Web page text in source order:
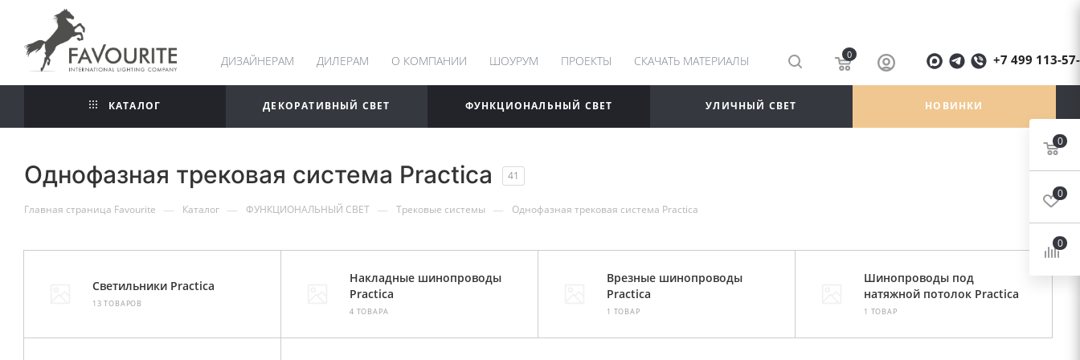
ДИЗАЙНЕРАМ ДИЛЕРАМ О КОМПАНИИ ШОУРУМ ПРОЕКТЫ СКАЧАТЬ МАТЕРИАЛЫ 0 +7 499 113-
КАТАЛОГ ДЕКОРАТИВНЫЙ СВЕТ ФУНКЦИОНАЛЬНЫЙ СВЕТ УЛИЧНЫЙ СВЕТ НОВИНКИ
Однофазная трековая система Practica 41
Главная страница Favourite — Каталог — ФУНКЦИОНАЛЬНЫЙ СВЕТ — Трековые системы — Однофазная трековая система Practica
Светильники Practica
13 ТОВАРОВ
Накладные шинопроводы
Practica
4 ТОВАРА
Врезные шинопроводы
Practica
1 ТОВАР
Шинопроводы под
натяжной потолок Practica
1 ТОВАР
0
0
0